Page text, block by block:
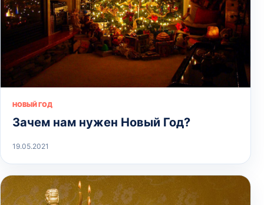
НОВЫЙ ГОД
Зачем нам нужен Новый Год?
19.05.2021